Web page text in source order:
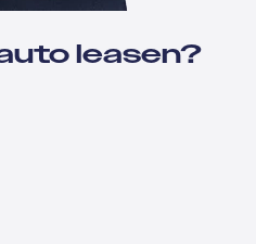
leasen?